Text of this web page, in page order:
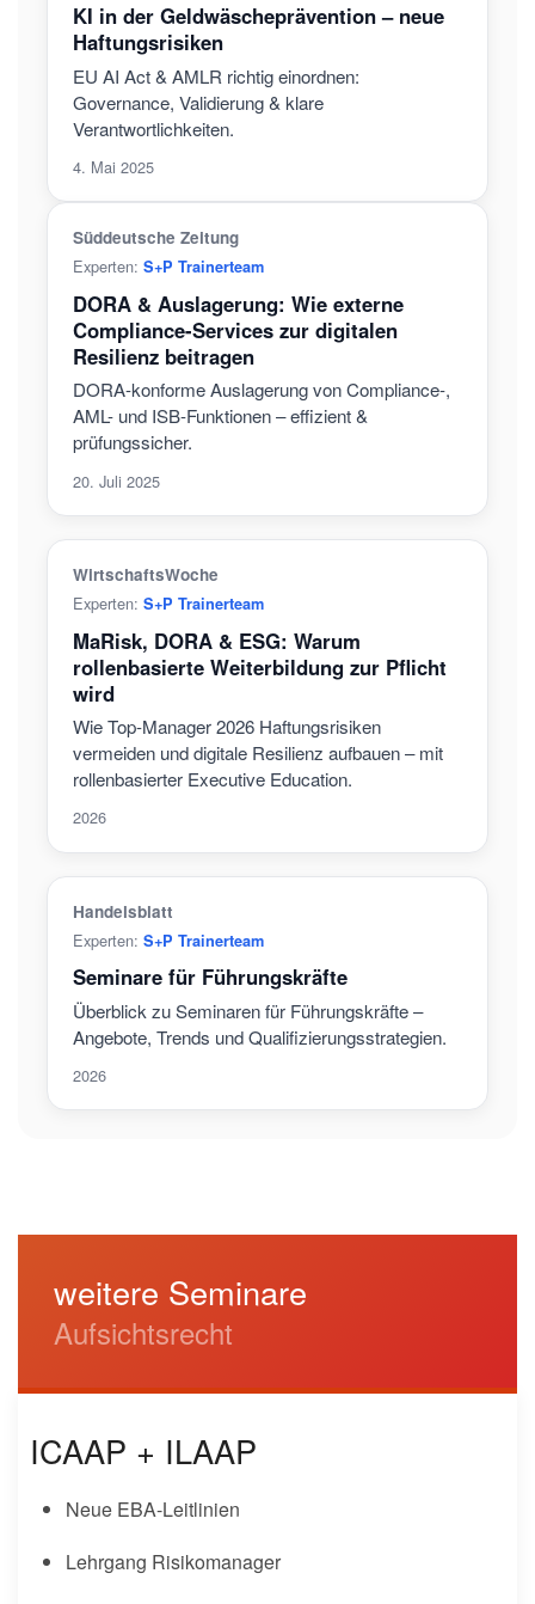
KI in der Geldwäscheprävention – neue
Haftungsrisiken
EU AI Act & AMLR richtig einordnen:
Governance, Validierung & klare
Verantwortlichkeiten.
4. Mai 2025
Süddeutsche Zeitung
Experten: S+P Trainerteam
DORA & Auslagerung: Wie externe
Compliance-Services zur digitalen
Resilienz beitragen
DORA-konforme Auslagerung von Compliance-,
AML- und ISB-Funktionen – effizient &
prüfungssicher.
20. Juli 2025
WirtschaftsWoche
Experten: S+P Trainerteam
MaRisk, DORA & ESG: Warum
rollenbasierte Weiterbildung zur Pflicht
wird
Wie Top-Manager 2026 Haftungsrisiken
vermeiden und digitale Resilienz aufbauen – mit
rollenbasierter Executive Education.
2026
Handelsblatt
Experten: S+P Trainerteam
Seminare für Führungskräfte
Überblick zu Seminaren für Führungskräfte –
Angebote, Trends und Qualifizierungsstrategien.
2026
weitere Seminare
Aufsichtsrecht
ICAAP + ILAAP
Neue EBA-Leitlinien
Lehrgang Risikomanager